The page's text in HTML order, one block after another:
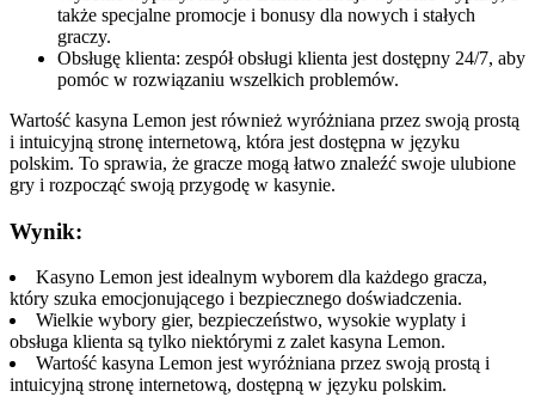
także specjalne promocje i bonusy dla nowych i stałych
graczy.
Obsługę klienta: zespół obsługi klienta jest dostępny 24/7, aby
pomóc w rozwiązaniu wszelkich problemów.
Wartość kasyna Lemon jest również wyróżniana przez swoją prostą
i intuicyjną stronę internetową, która jest dostępna w języku
polskim. To sprawia, że gracze mogą łatwo znaleźć swoje ulubione
gry i rozpocząć swoją przygodę w kasynie.
Wynik:
Kasyno Lemon jest idealnym wyborem dla każdego gracza,
który szuka emocjonującego i bezpiecznego doświadczenia.
Wielkie wybory gier, bezpieczeństwo, wysokie wyplaty i
obsługa klienta są tylko niektórymi z zalet kasyna Lemon.
Wartość kasyna Lemon jest wyróżniana przez swoją prostą i
intuicyjną stronę internetową, dostępną w języku polskim.